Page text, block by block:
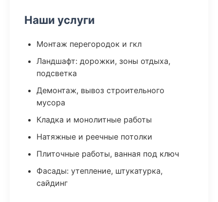
Наши услуги
Монтаж перегородок и гкл
Ландшафт: дорожки, зоны отдыха,
подсветка
Демонтаж, вывоз строительного
мусора
Кладка и монолитные работы
Натяжные и реечные потолки
Плиточные работы, ванная под ключ
Фасады: утепление, штукатурка,
сайдинг